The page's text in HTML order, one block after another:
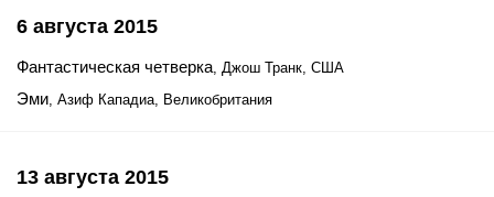
6 августа 2015
Фантастическая четверка, Джош Транк, США
Эми, Азиф Кападиа, Великобритания
13 августа 2015